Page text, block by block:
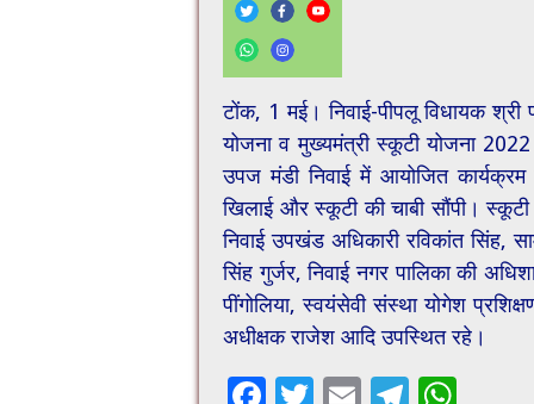
टोंक, 1 मई। निवाई-पीपलू विधायक श्री
योजना व मुख्यमंत्री स्कूटी योजना
उपज मंडी निवाई में आयोजित कार्यक्रम
खिलाई और स्कूटी की चाबी सौंपी।
निवाई उपखंड अधिकारी रविकांत सिंह,
सिंह गुर्जर, निवाई नगर पालिका की
पींगोलिया, स्वयंसेवी संस्था योगेश
अधीक्षक राजेश आदि उपस्थित रहे।